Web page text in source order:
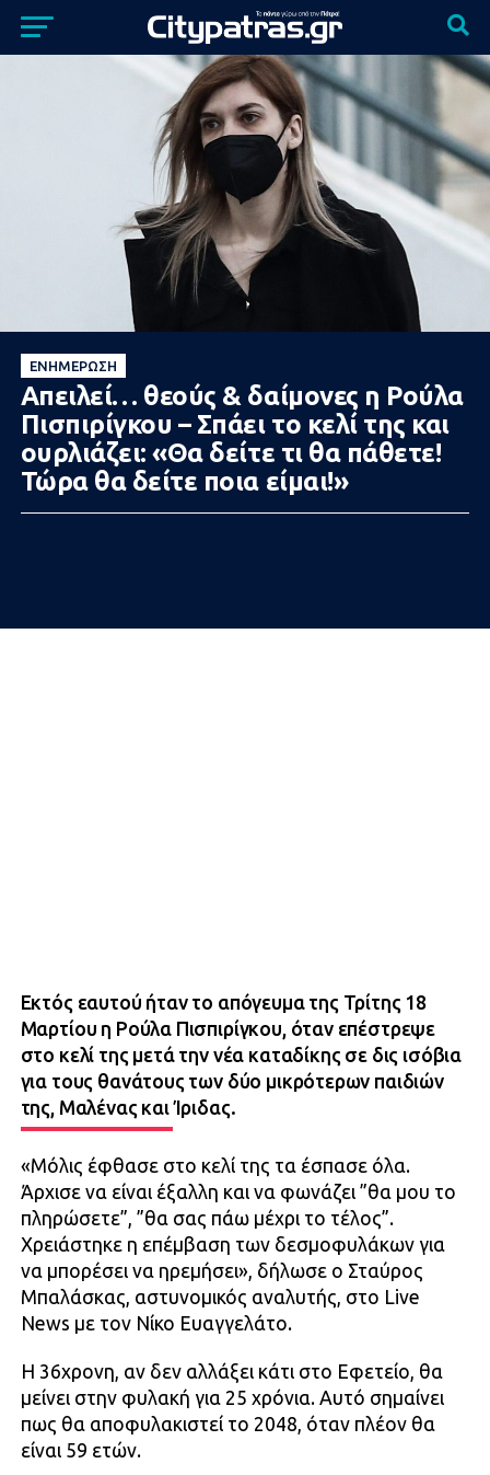
ΕΝΗΜΈΡΩΣΗ
Απειλεί… θεούς & δαίμονες η Ρούλα
Πισπιρίγκου – Σπάει το κελί της και
ουρλιάζει: «Θα δείτε τι θα πάθετε!
Τώρα θα δείτε ποια είμαι!»
Εκτός εαυτού ήταν το απόγευμα της Τρίτης 18
Μαρτίου η Ρούλα Πισπιρίγκου, όταν επέστρεψε
στο κελί της μετά την νέα καταδίκης σε δις ισόβια
για τους θανάτους των δύο μικρότερων παιδιών
της, Μαλένας και Ίριδας.
«Μόλις έφθασε στο κελί της τα έσπασε όλα.
Άρχισε να είναι έξαλλη και να φωνάζει ”θα μου το
πληρώσετε”, ”θα σας πάω μέχρι το τέλος”.
Χρειάστηκε η επέμβαση των δεσμοφυλάκων για
να μπορέσει να ηρεμήσει», δήλωσε ο Σταύρος
Μπαλάσκας, αστυνομικός αναλυτής, στο Live
News με τον Νίκο Ευαγγελάτο.
Η 36χρονη, αν δεν αλλάξει κάτι στο Εφετείο, θα
μείνει στην φυλακή για 25 χρόνια. Αυτό σημαίνει
πως θα αποφυλακιστεί το 2048, όταν πλέον θα
είναι 59 ετών.